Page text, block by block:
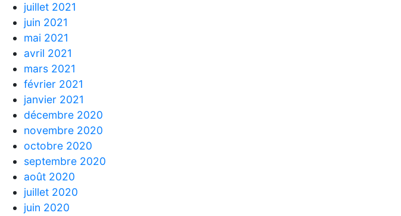
juillet 2021
juin 2021
mai 2021
avril 2021
mars 2021
février 2021
janvier 2021
décembre 2020
novembre 2020
octobre 2020
septembre 2020
août 2020
juillet 2020
juin 2020